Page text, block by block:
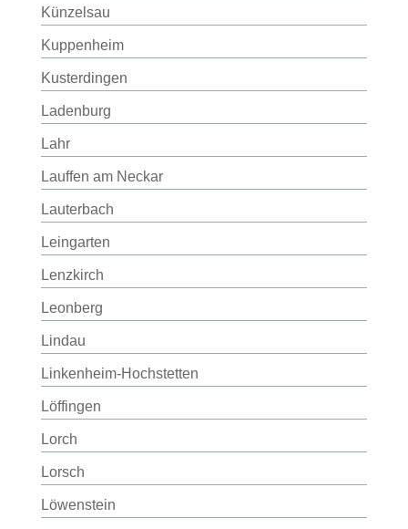
Künzelsau
Kuppenheim
Kusterdingen
Ladenburg
Lahr
Lauffen am Neckar
Lauterbach
Leingarten
Lenzkirch
Leonberg
Lindau
Linkenheim-Hochstetten
Löffingen
Lorch
Lorsch
Löwenstein